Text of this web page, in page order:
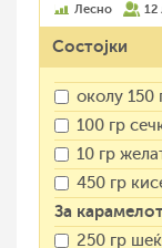
Лесно 12
Состојки
околу 150
100 гр
10 гр
450 гр
За
250 гр